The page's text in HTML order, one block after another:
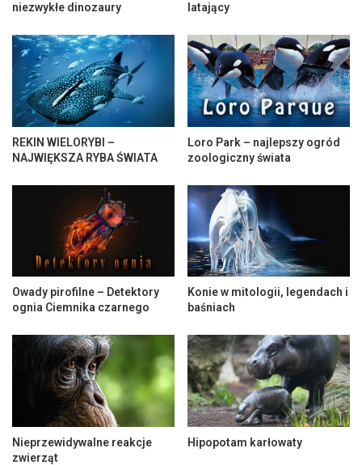
niezwykłe dinozaury
latający
REKIN WIELORYBI –
NAJWIĘKSZA RYBA ŚWIATA
Loro Park – najlepszy ogród
zoologiczny świata
Owady pirofilne – Detektory
ognia Ciemnika czarnego
Konie w mitologii, legendach i
baśniach
Nieprzewidywalne reakcje
zwierząt
Hipopotam karłowaty